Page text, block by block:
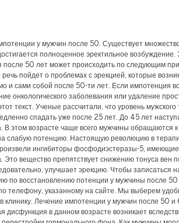
у мужчин после 50. Существует
полноценное эректильное возбуждение.
после 50 лет может происходить по следующим
речь пойдет о проблемах с эрекцией, которые
и сами собой после 50-ти лет. Если импотенция
онкологического заболевания или удаление
текст. Ученые рассчитали, что уровень мужского
спадать уже после 25 лет. До 45 лет
В этом возрасте чаще всего мужчины обращаются к
слабую потенцию. Настоящую революцию в
ингибиторы фосфодиэстеразы-5,
Это вещество препятствует снижению тонуса вен
улучшает эрекцию. Чтобы записаться
по восстановлению потенции у мужчины после 50
телефону, указанному на сайте. Мы выберем
клинику. Лечение импотенции у мужчин после 50 и
дисфункция в данном возрасте возникает